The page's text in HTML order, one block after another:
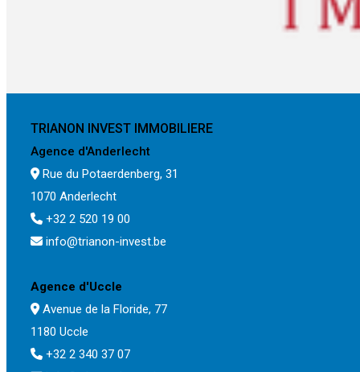
TRIANON INVEST IMMOBILIERE
Agence d'Anderlecht
Rue du Potaerdenberg, 31
1070 Anderlecht
+32 2 520 19 00
info@trianon-invest.be
Agence d'Uccle
Avenue de la Floride, 77
1180 Uccle
+32 2 340 37 07